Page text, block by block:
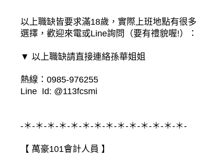
以上職缺皆要求滿18歲，實際上班地點有很多
選擇，歡迎來電或Line詢問（要有禮貌喔!）：
▼ 以上職缺請直接連絡孫華姐姐
熱線：0985-976255
Line Id: @113fcsmi
-＊-＊-＊-＊-＊-＊-＊-＊-＊-＊-＊-＊-＊-＊-
【 萬豪101會計人員 】